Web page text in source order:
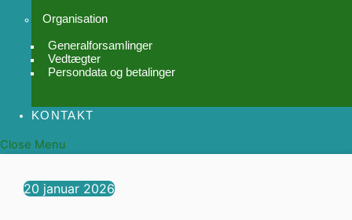
Organisation
Generalforsamlinger
Vedtægter
Persondata og betalinger
KONTAKT
Close Menu
20 januar 2026